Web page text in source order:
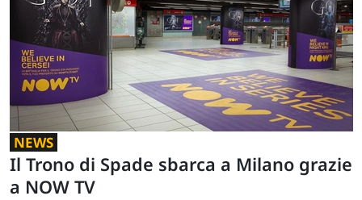
NEWS
Il Trono di Spade sbarca a Milano grazie
a NOW TV